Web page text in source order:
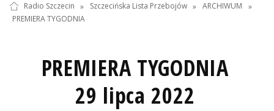
Radio Szczecin » Szczecińska Lista Przebojów » ARCHIWUM
»
PREMIERA TYGODNIA
PREMIERA TYGODNIA
29 lipca 2022